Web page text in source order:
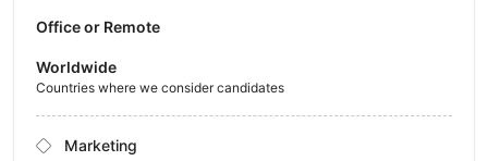
Office or Remote
Worldwide
Countries where we consider candidates
Marketing